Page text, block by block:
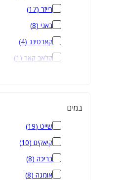
רייזר (
17
)
באגי (
8
)
קארטינג (
4
)
קלאב קאר (
1
)
במים
שייט (
19
)
קיאקים (
10
)
בריכה (
8
)
אומגה (
8
)